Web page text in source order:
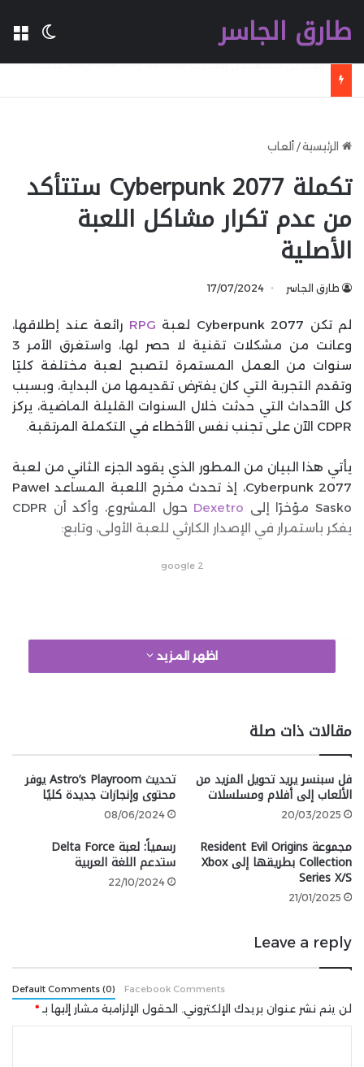
طارق الجاسر
الرئيسية/ ألعاب
تكملة Cyberpunk 2077 ستتأكد
من عدم تكرار مشاكل اللعبة
الأصلية
طارق الجاسر 17/07/2024
لم تكن Cyberpunk 2077 لعبة RPG رائعة عند إطلاقها،
وعانت من مشكلات تقنية لا حصر لها، واستغرق الأمر 3
سنوات من العمل المستمرة لتصبح لعبة مختلفة كليًا
وتقدم التجربة التي كان يفترض تقديمها من البداية، وبسبب
كل الأحداث التي حدثت خلال السنوات القليلة الماضية، يركز
CDPR الآن على تجنب نفس الأخطاء في التكملة المرتقبة.
يأتي هذا البيان من المطور الذي يقود الجزء الثاني من لعبة
Cyberpunk 2077، إذ تحدث مخرج اللعبة المساعد Pawel
Sasko مؤخرًا إلى
Dexetro
حول المشروع، وأكد أن CDPR
يفكر باستمرار في الإصدار الكارثي للعبة الأولى، وتابع:
google 2
إن التأكد من أننا لا نكرر أي أخطاء هو
أمر في أذهاننا كثيرًا.
وأوضح أيضًا أن الفريق تعلم الكثير من الدروس بعد فشله
هو نفس
ينعكس هذا النمو على الجزء الثاني من Cyberpunk 2077.
اظهر المزيد
مقالات ذات صلة
فل سبنسر يريد تحويل المزيد من
الألعاب إلى أفلام ومسلسلات
20/03/2025
تحديث Astro’s Playroom يوفر
محتوى وإنجازات جديدة كليًا
08/06/2024
مجموعة Resident Evil Origins
Collection بطريقها إلى Xbox
Series X/S
21/01/2025
رسمياً: لعبة Delta Force
ستدعم اللغة العربية
22/10/2024
Leave a reply
Default Comments (0) Facebook Comments
لن يتم نشر عنوان بريدك الإلكتروني. الحقول الإلزامية مشار إليها بـ *